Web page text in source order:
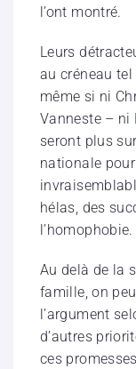
l’ont montré.
Leurs
au créneau
même si ni
Vanneste – ni
seront plus
nationale
hélas, des
l’homophobie.
Au delà de la
famille, on
l’argument
d’autres
ces